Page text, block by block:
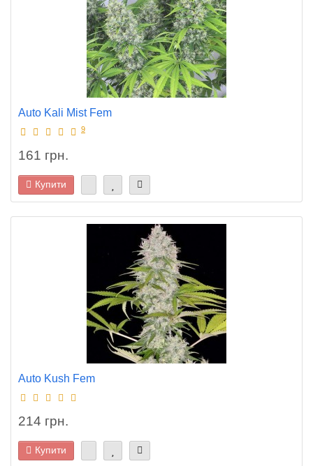
Auto Kali Mist Fem
9
161 грн.
Купити
Auto Kush Fem
214 грн.
Купити